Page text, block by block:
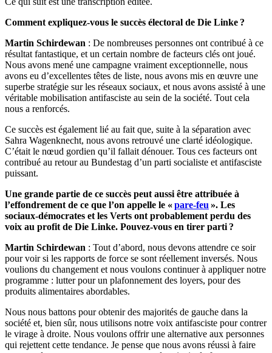
Comment expliquez-vous le succès électoral de Die Linke ?
Martin Schirdewan : De nombreuses personnes ont contribué à ce
résultat fantastique, et un certain nombre de facteurs clés ont joué.
Nous avons mené une campagne vraiment exceptionnelle, nous
avons eu d’excellentes têtes de liste, nous avons mis en œuvre une
superbe stratégie sur les réseaux sociaux, et nous avons assisté à une
véritable mobilisation antifasciste au sein de la société. Tout cela
nous a renforcés.
Ce succès est également lié au fait que, suite à la séparation avec
Sahra Wagenknecht, nous avons retrouvé une clarté idéologique.
C’était le nœud gordien qu’il fallait dénouer. Tous ces facteurs ont
contribué au retour au Bundestag d’un parti socialiste et antifasciste
puissant.
Une grande partie de ce succès peut aussi être attribuée à
l’effondrement de ce que l’on appelle le «pare-feu ». Les
sociaux-démocrates et les Verts ont probablement perdu des
voix au profit de Die Linke. Pouvez-vous en tirer parti ?
Martin Schirdewan : Tout d’abord, nous devons attendre ce soir
pour voir si les rapports de force se sont réellement inversés. Nous
voulions du changement et nous voulons continuer à appliquer notre
programme : lutter pour un plafonnement des loyers, pour des
produits alimentaires abordables.
Nous nous battons pour obtenir des majorités de gauche dans la
société et, bien sûr, nous utilisons notre voix antifasciste pour contrer
le virage à droite. Nous voulons offrir une alternative aux personnes
qui rejettent cette tendance. Je pense que nous avons réussi à faire